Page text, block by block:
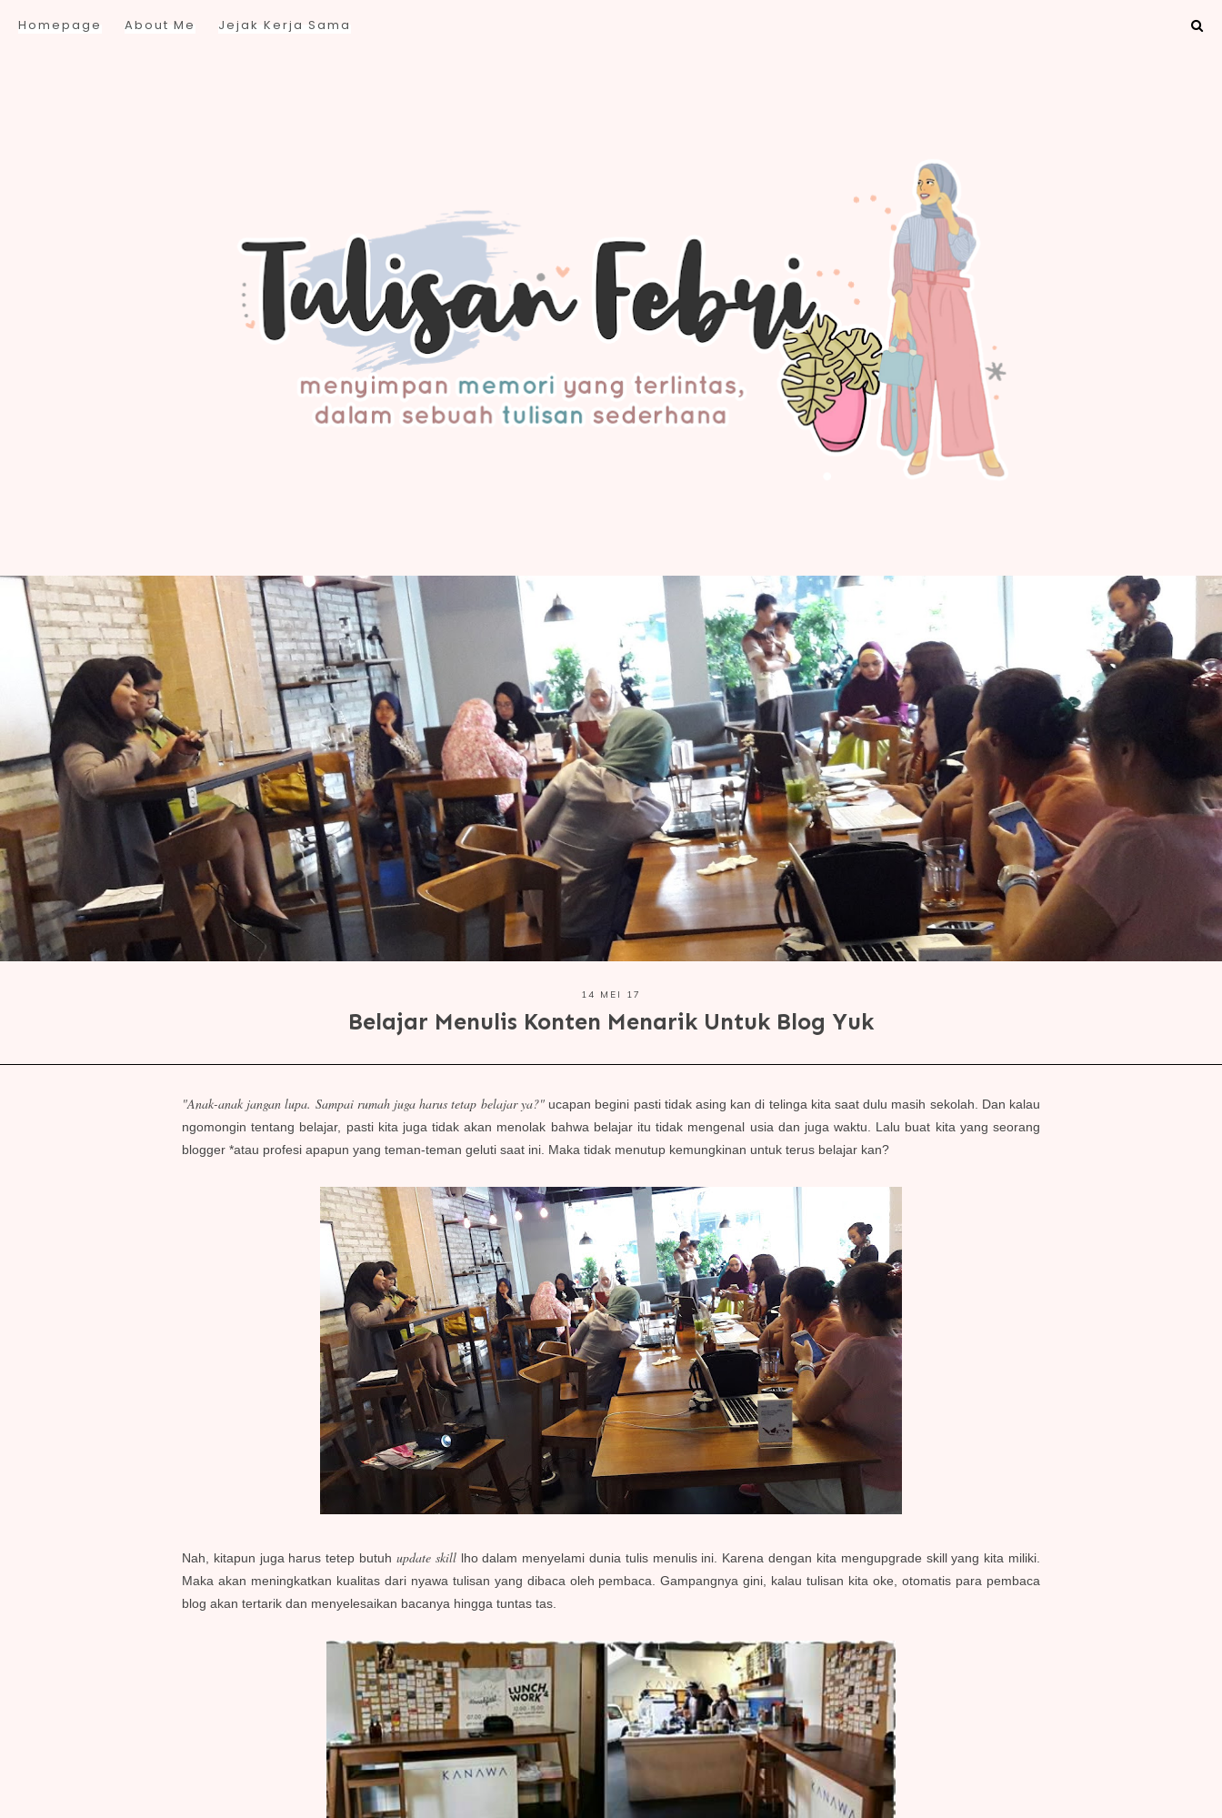
Homepage About Me Jejak Kerja Sama
14 MEI 17
Belajar Menulis Konten Menarik Untuk Blog Yuk
"Anak-anak jangan lupa. Sampai rumah juga harus tetap belajar ya?"ucapan begini pasti tidak asing kan di telinga kita saat dulu masih sekolah. Dan kalau
ngomongin tentang belajar, pasti kita juga tidak akan menolak bahwa belajar itu tidak mengenal usia dan juga waktu. Lalu buat kita yang seorang
blogger *atau profesi apapun yang teman-teman geluti saat ini. Maka tidak menutup kemungkinan untuk terus belajar kan?
Nah, kitapun juga harus tetep butuh update skilllho dalam menyelami dunia tulis menulis ini. Karena dengan kita mengupgrade skill yang kita miliki.
Maka akan meningkatkan kualitas dari nyawa tulisan yang dibaca oleh pembaca. Gampangnya gini, kalau tulisan kita oke, otomatis para pembaca
blog akan tertarik dan menyelesaikan bacanya hingga tuntas tas.